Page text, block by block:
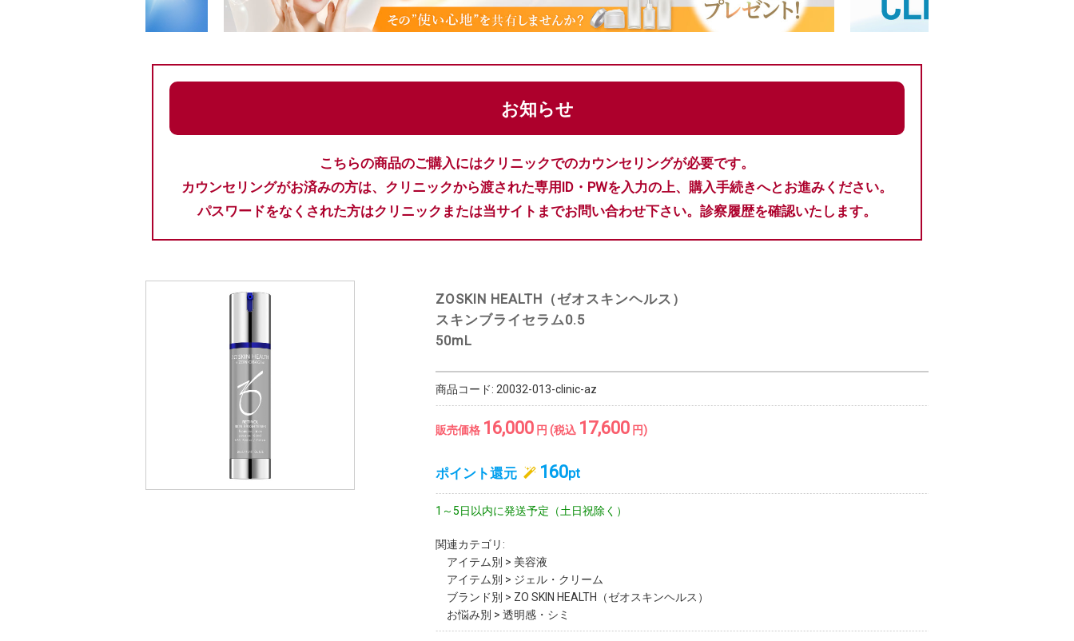
お知らせ
こちらの商品のご購入にはクリニックでのカウンセリングが必要です。
カウンセリングがお済みの方は、クリニックから渡された専用ID・PWを入力の上、購入手続きへとお進みください。
パスワードをなくされた方はクリニックまたは当サイトまでお問い合わせ下さい。診察履歴を確認いたします。
ZOSKIN HEALTH（ゼオスキンヘルス）
スキンブライセラム0.5
50mL
商品コード: 20032-013-clinic-az
販売価格 16,000円 (税込 17,600円)
ポイント還元 160pt
1～5日以内に発送予定（土日祝除く）
関連カテゴリ:
アイテム別 > 美容液
アイテム別 > ジェル・クリーム
ブランド別 > ZO SKIN HEALTH（ゼオスキンヘルス）
お悩み別 > 透明感・シミ